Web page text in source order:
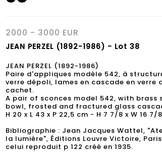
2000 - 3000 EUR
JEAN PERZEL (1892-1986) - Lot 38
JEAN PERZEL (1892-1986)
Paire d'appliques modèle 542, à
verre dépoli, lames en cascade en
cachet.
A pair of sconces model 542, with
bowl, frosted and fractured glass
H 20 x L 43 x P 22,5 cm - H 7 7/8 x W 16 7/
Bibliographie : Jean Jacques Wattel,
la lumière", Éditions Louvre Victoire,
celui reproduit p 122 créé en 1935.